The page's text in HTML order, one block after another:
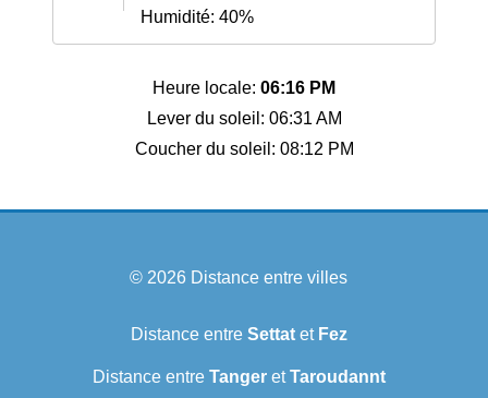
Humidité: 40%
Heure locale: 06:16 PM
Lever du soleil: 06:31 AM
Coucher du soleil: 08:12 PM
© 2026 Distance entre villes
Distance entre Settatet Fez
Distance entre TangeretTaroudannt